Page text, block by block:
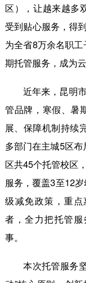
区），让越来越多
受到贴心服务，得
为全省8万余名职
期托管服务，成为
近年来，昆明市
管品牌，寒假、暑
展、保障机制持续
多部门在主城5区
区共45个托管校区
服务，覆盖3至12
级减免政策，重
者，全力把托管
事。
本次托管服务坚